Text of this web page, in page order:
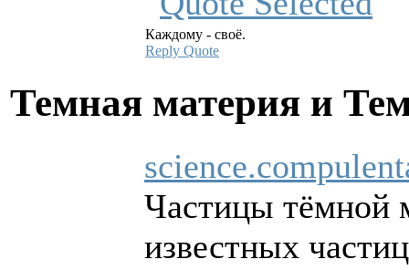
Каждому - своё.
Reply Quote
Темная материя и
Частицы тёмной
известных